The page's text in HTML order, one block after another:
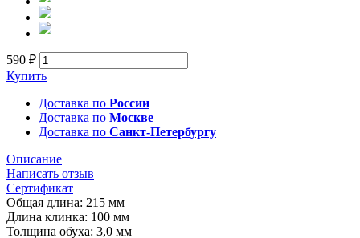
590 ₽
Купить
Доставка по России
Доставка по Москве
Доставка по Санкт-Петербургу
Описание
Написать отзыв
Сертификат
Общая длина: 215 мм
Длина клинка: 100 мм
Толщина обуха: 3,0 мм